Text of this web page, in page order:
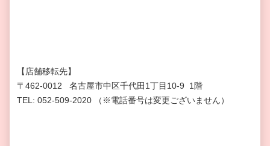
【店舗移転先】
〒462-0012 名古屋市中区千代田1丁目10-9 1階
TEL: 052-509-2020 （※電話番号は変更ございません）